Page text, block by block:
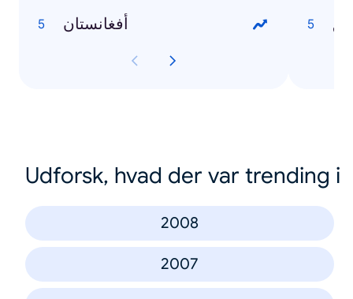
أفغانستان
Udforsk, hvad der var trending i
2008
2007